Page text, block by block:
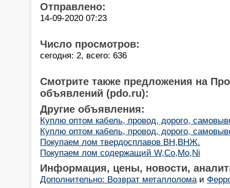
Отправлено:
14-09-2020 07:23
Число просмотров:
сегодня: 2, всего: 636
Смотрите также предложения на
объявлений (pdo.ru):
Другие объявления:
Куплю оптом кабель, провод, дорого,
Куплю оптом кабель, провод, дорого,
Покупаем лом твердосплавов ВН,ВНЖ.
Покупаем лом содержащий W,Co,Mo,Ni
Информация, цены, новости,
Дополнительно: Возврат металлолома и